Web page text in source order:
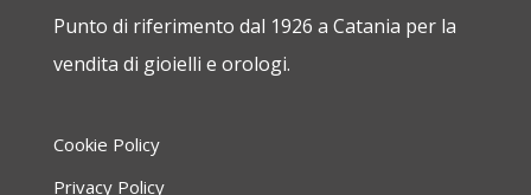
Punto di riferimento dal 1926 a Catania per la
vendita di gioielli e orologi.
Cookie Policy
Privacy Policy